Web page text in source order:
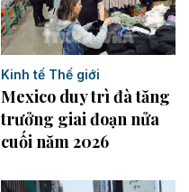
Kinh tế Thế giới
Mexico duy trì đà tăng
trưởng giai đoạn nửa
cuối năm 2026